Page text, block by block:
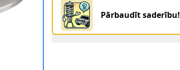
Pārbaudīt saderību!